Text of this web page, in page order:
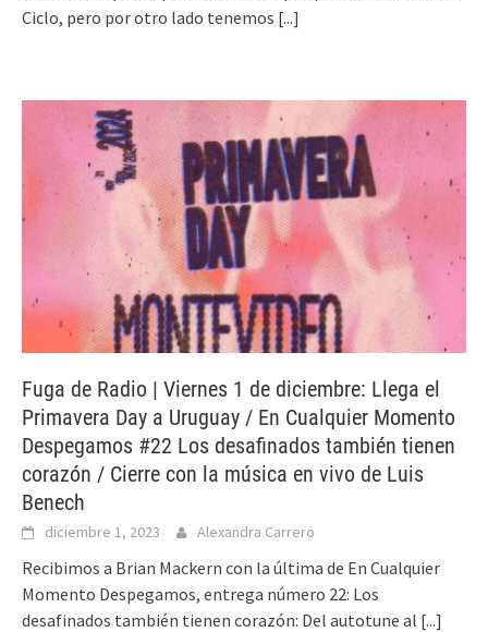
Ciclo, pero por otro lado tenemos [...]
Fuga de Radio | Viernes 1 de diciembre: Llega el
Primavera Day a Uruguay / En Cualquier Momento
Despegamos #22 Los desafinados también tienen
corazón / Cierre con la música en vivo de Luis
Benech
diciembre 1, 2023 Alexandra Carrero
Recibimos a Brian Mackern con la última de En Cualquier
Momento Despegamos, entrega número 22: Los
desafinados también tienen corazón: Del autotune al [...]